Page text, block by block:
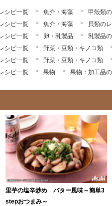
シピ一覧 魚介・海藻
甲殻類
シピ一覧 魚介・海藻
貝類の
シピ一覧 卵・乳製品
乳製品
シピ一覧
野菜・豆類・キノコ類
シピ一覧
野菜・豆類・キノコ類
シピ一覧 果物 果物：加工品
里芋の塩辛炒め バター風味～簡単3
stepおつまみ～